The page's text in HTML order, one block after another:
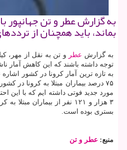
به گزارش عطر و تن جهانپور
بماند، باید همچنان از
به گزارش عطر و تن به نقل از مهر،
توجه داشته باشند که این کاهش آمار
۷۵ درصد بیماران مبتلا به کرونا در کشور، اظهار داشت: ۶۶ هزار و ۵۹۶ نفر بهبودی کامل داشته اند. سخنگوی
مورد جدید فوتی داشته ایم که با این احتساب، تعداد فوتی ها به ۵ هزار و ۵۷۴ نفر رسیده است. وی با اشاره به انجام
۳ هزار و ۱۲۱ نفر از
بستری بوده است.
منبع: عطر و تن